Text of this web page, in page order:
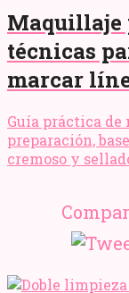
Maquillaje
técnicas
marcar
Guía práctica
preparación,
cremoso y